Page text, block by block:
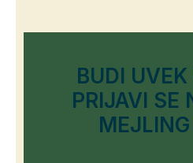
BUDI
PRIJAVI SE